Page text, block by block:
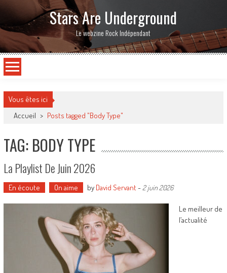
Stars Are Underground
Le webzine Rock Indépendant
Vous êtes ici
Accueil > Posts tagged "Body Type"
TAG: BODY TYPE
La Playlist De Juin 2026
En écoute On aime by David Servant- 2 juin 2026
Le meilleur de
l’actualité